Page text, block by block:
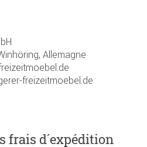
Allemagne
freizeitmoebel.de
frais d´expédition